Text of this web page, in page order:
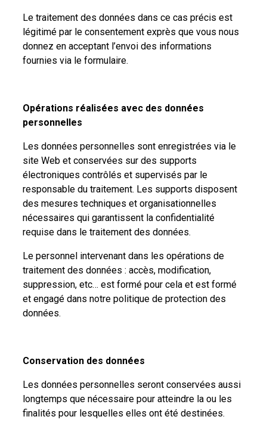
Le traitement des données dans ce cas précis est
légitimé par le consentement exprès que vous nous
donnez en acceptant l’envoi des informations
fournies via le formulaire.
Opérations réalisées avec des données
personnelles
Les données personnelles sont enregistrées via le
site Web et conservées sur des supports
électroniques contrôlés et supervisés par le
responsable du traitement. Les supports disposent
des mesures techniques et organisationnelles
nécessaires qui garantissent la confidentialité
requise dans le traitement des données.
Le personnel intervenant dans les opérations de
traitement des données : accès, modification,
suppression, etc… est formé pour cela et est formé
et engagé dans notre politique de protection des
données.
Conservation des données
Les données personnelles seront conservées aussi
longtemps que nécessaire pour atteindre la ou les
finalités pour lesquelles elles ont été destinées.